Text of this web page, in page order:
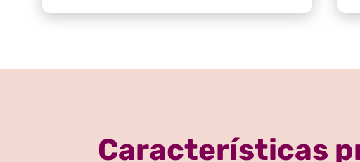
Características